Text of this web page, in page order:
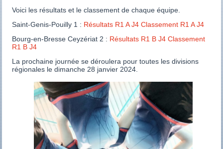
Voici les résultats et le classement de chaque équipe.
Saint-Genis-Pouilly 1 : Résultats R1 A J4 Classement R1 A J4
Bourg-en-Bresse Ceyzériat 2 : Résultats R1 B J4 Classement
R1 B J4
La prochaine journée se déroulera pour toutes les divisions
régionales le dimanche 28 janvier 2024.